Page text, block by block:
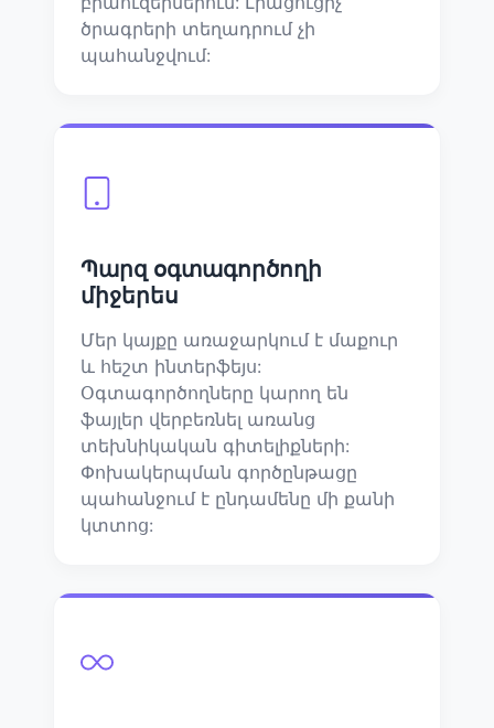
ծրագրերի տեղադրում չի
պահանջվում:
Պարզ օգտագործողի
միջերես
Մեր կայքը առաջարկում է մաքուր
և հեշտ ինտերֆեյս:
Օգտագործողները կարող են
ֆայլեր վերբեռնել առանց
տեխնիկական գիտելիքների:
Փոխակերպման գործընթացը
պահանջում է ընդամենը մի քանի
կտտոց: